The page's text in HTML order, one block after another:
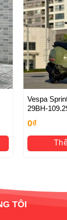
xe gặp sự cố
Vespa
29BH-
0₫
TÔI